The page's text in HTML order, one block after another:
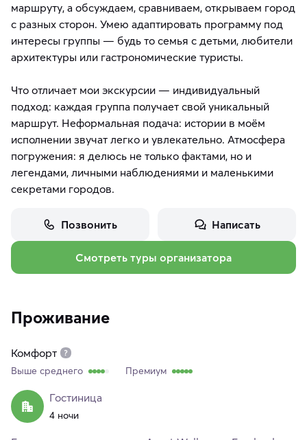
маршруту, а обсуждаем, сравниваем, открываем город
с разных сторон. Умею адаптировать программу под
интересы группы — будь то семья с детьми, любители
архитектуры или гастрономические туристы.
Что отличает мои экскурсии — индивидуальный
подход: каждая группа получает свой уникальный
маршрут. Неформальная подача: истории в моём
исполнении звучат легко и увлекательно. Атмосфера
погружения: я делюсь не только фактами, но и
легендами, личными наблюдениями и маленькими
секретами городов.
Позвонить Написать
Смотреть туры организатора
Проживание
Комфорт
Выше среднего Премиум
Гостиница
4 ночи